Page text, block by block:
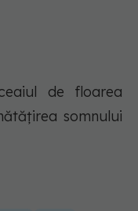
de floarea
somnului